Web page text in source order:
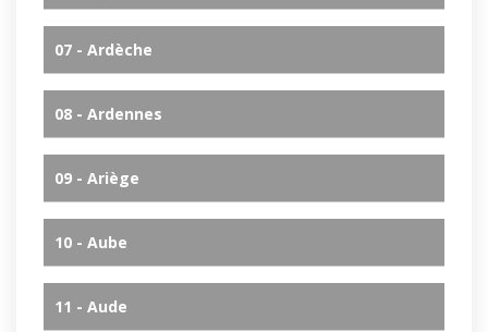
07 - Ardèche
08 - Ardennes
09 - Ariège
10 - Aube
11 - Aude